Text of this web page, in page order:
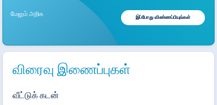
மேலும் அறிக இப்போது விண்ணப்பியுங்கள்
விரைவு இணைப்புகள்
வீட்டுக் கடன்